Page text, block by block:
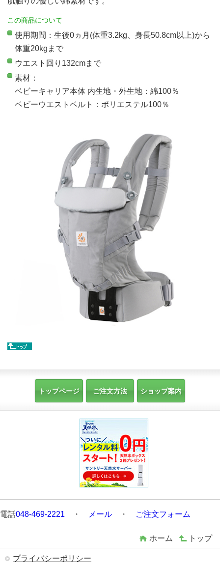
この商品について
使用期間：生後0ヵ月(体重3.2kg、身長50.8cm以上)から
体重20kgまで
ウエスト回り132cmまで
素材：
ベビーキャリア本体 内生地・外生地：綿100％
ベビーウエストベルト：ポリエステル100％
トップページ ご注文方法 ショップ案内
電話048-469-2221 ・ メール ・ ご注文フォーム
ホーム トップ
プライバシーポリシー